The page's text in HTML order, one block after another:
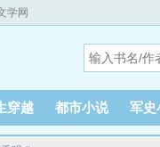
学网
穿越 都市小说 军史